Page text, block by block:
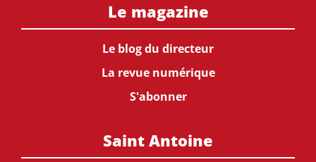
Le magazine
Le blog du directeur
La revue numérique
S'abonner
Saint Antoine